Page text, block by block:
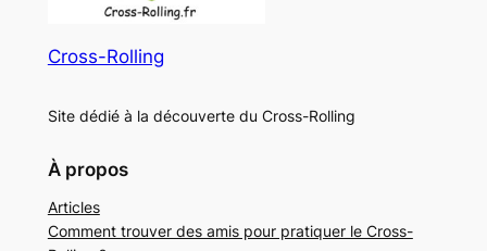
Cross-Rolling
Site dédié à la découverte du Cross-Rolling
À propos
Articles
Comment trouver des amis pour pratiquer le Cross-